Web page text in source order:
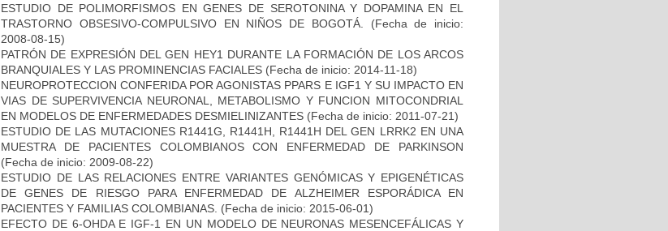
ESTUDIO DE POLIMORFISMOS EN GENES DE SEROTONINA Y DOPAMINA EN EL
TRASTORNO OBSESIVO-COMPULSIVO EN NIÑOS DE BOGOTÁ.
(Fecha de inicio:
2008-08-15)
PATRÓN DE EXPRESIÓN DEL GEN HEY1 DURANTE LA FORMACIÓN DE LOS ARCOS
BRANQUIALES Y LAS PROMINENCIAS FACIALES (Fecha de inicio: 2014-11-18)
NEUROPROTECCION CONFERIDA POR AGONISTAS PPARS E IGF1 Y SU IMPACTO EN
VIAS DE SUPERVIVENCIA NEURONAL, METABOLISMO Y FUNCION MITOCONDRIAL
EN MODELOS DE ENFERMEDADES DESMIELINIZANTES (Fecha de inicio: 2011-07-21)
ESTUDIO DE LAS MUTACIONES R1441G, R1441H, R1441H DEL GEN LRRK2 EN UNA
MUESTRA DE PACIENTES COLOMBIANOS CON ENFERMEDAD DE PARKINSON
(Fecha de inicio: 2009-08-22)
ESTUDIO DE LAS RELACIONES ENTRE VARIANTES GENÓMICAS Y EPIGENÉTICAS
DE GENES DE RIESGO PARA ENFERMEDAD DE ALZHEIMER ESPORÁDICA EN
PACIENTES Y FAMILIAS COLOMBIANAS. (Fecha de inicio: 2015-06-01)
EFECTO DE 6-OHDA E IGF-1 EN UN MODELO DE NEURONAS MESENCEFÁLICAS Y